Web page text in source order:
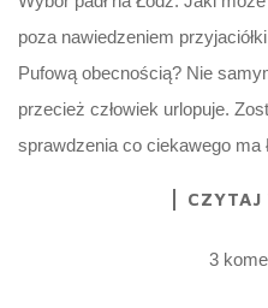
poza nawiedzeniem
Pufową obecnością? Nie
przecież człowiek urlopuje.
sprawdzenia co ciekawego
CZYTAJ
3